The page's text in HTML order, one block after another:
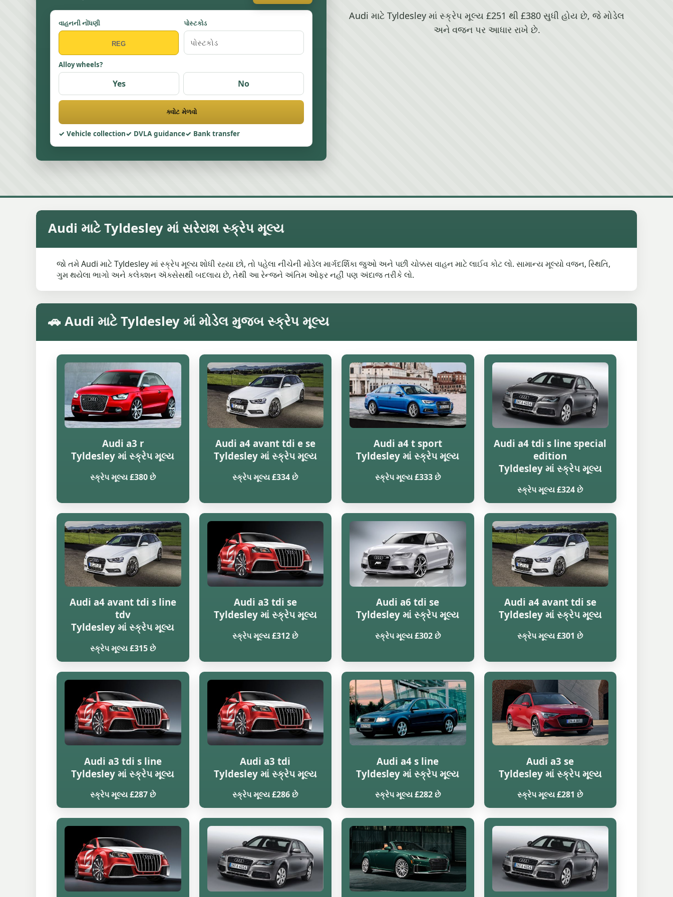
વાહનની નોંધણી પોસ્ટકોડ
Alloy wheels?
Yes No
ક્વોટ મેળવો
Vehicle collection DVLA guidance Bank transfer
Audi માટે Tyldesley માં સ્ક્રેપ મૂલ્ય £251 થી £380 સુધી હોય છે, જે મોડેલ
અને વજન પર આધાર રાખે છે.
Audi માટે Tyldesley માં સરેરાશ સ્ક્રેપ મૂલ્ય
જો તમે Audi માટે Tyldesley માં સ્ક્રેપ મૂલ્ય શોધી રહ્યા છો, તો પહેલા નીચેની મોડેલ માર્ગદર્શિકા જુઓ અને પછી ચોક્કસ વાહન માટે લાઈવ કોટ લો. સામાન્ય મૂલ્યો વજન, સ્થિતિ,
ગુમ થયેલા ભાગો અને કલેક્શન ઍક્સેસથી બદલાય છે, તેથી આ રેન્જને અંતિમ ઓફર નહીં પણ અંદાજ તરીકે લો.
🚗 Audi માટે Tyldesley માં મોડેલ મુજબ સ્ક્રેપ મૂલ્ય
Audi a3 r
Tyldesley માં સ્ક્રેપ મૂલ્ય
સ્ક્રેપ મૂલ્ય £380 છે
Audi a4 avant tdi e se
Tyldesley માં સ્ક્રેપ મૂલ્ય
સ્ક્રેપ મૂલ્ય £334 છે
Audi a4 t sport
Tyldesley માં સ્ક્રેપ મૂલ્ય
સ્ક્રેપ મૂલ્ય £333 છે
Audi a4 tdi s line special
edition
Tyldesley માં સ્ક્રેપ મૂલ્ય
સ્ક્રેપ મૂલ્ય £324 છે
Audi a4 avant tdi s line
tdv
Tyldesley માં સ્ક્રેપ મૂલ્ય
સ્ક્રેપ મૂલ્ય £315 છે
Audi a3 tdi se
Tyldesley માં સ્ક્રેપ મૂલ્ય
સ્ક્રેપ મૂલ્ય £312 છે
Audi a6 tdi se
Tyldesley માં સ્ક્રેપ મૂલ્ય
સ્ક્રેપ મૂલ્ય £302 છે
Audi a4 avant tdi se
Tyldesley માં સ્ક્રેપ મૂલ્ય
સ્ક્રેપ મૂલ્ય £301 છે
Audi a3 tdi s line
Tyldesley માં સ્ક્રેપ મૂલ્ય
સ્ક્રેપ મૂલ્ય £287 છે
Audi a3 tdi
Tyldesley માં સ્ક્રેપ મૂલ્ય
સ્ક્રેપ મૂલ્ય £286 છે
Audi a4 s line
Tyldesley માં સ્ક્રેપ મૂલ્ય
સ્ક્રેપ મૂલ્ય £282 છે
Audi a3 se
Tyldesley માં સ્ક્રેપ મૂલ્ય
સ્ક્રેપ મૂલ્ય £281 છે